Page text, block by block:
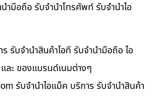
ำมือถือ รับจำนำโทรศัพท์ รับจำนำไอ
รับจำนำสินค้าไอที รับจำนำมือถือ ไอ
ละ ของแบรนด์เนมต่างๆ
รับจำนำไอแม็ค บริการ รับจำนำสินค้า